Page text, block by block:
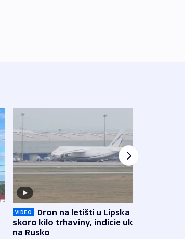
VIDEO
Dron na letišti u Lipska nesl
skoro kilo trhaviny, indicie ukazují
na Rusko